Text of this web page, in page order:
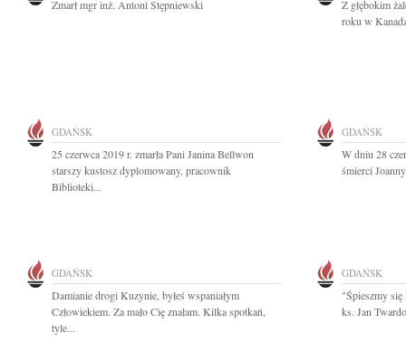
Zmarł mgr inż. Antoni Stępniewski
Z głębokim
roku w
GDAŃSK
25 czerwca 2019 r. zmarła Pani Janina Bellwon
starszy kustosz dyplomowany, pracownik
Biblioteki...
GDAŃSK
W dniu 28
śmierci
GDAŃSK
Damianie drogi Kuzynie, byłeś wspaniałym
Człowiekiem. Za mało Cię znałam. Kilka spotkań,
tyle...
GDAŃSK
"Śpieszmy
ks. Jan